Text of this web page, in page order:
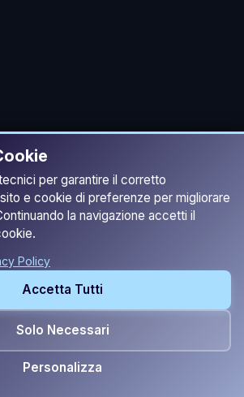
per garantire il corretto
e cookie di preferenze per migliorare
la navigazione accetti il
Policy
Accetta Tutti
Solo Necessari
Personalizza